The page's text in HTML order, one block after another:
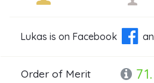
Lukas is on Facebook
Order of Merit 71.